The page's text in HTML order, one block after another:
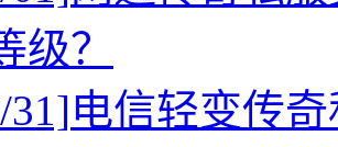
级？
31]电信轻变传